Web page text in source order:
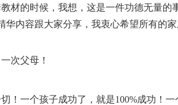
材的时候，我想，这是一件功德无量的
华内容跟大家分享，我衷心希望所有的
次父母！
！一个孩子成功了，就是100%成功！一